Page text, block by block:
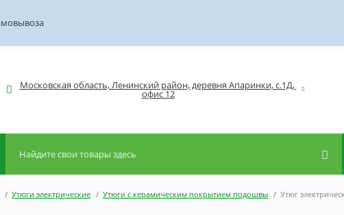
Московская область, Ленинский район, деревня Апаринки, с.1Д,
офис 12
Утюги электрические Утюги с керамическим покрытием подошвы Утюг